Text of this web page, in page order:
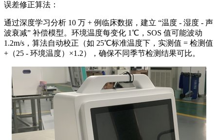
误差修正算法：
通过深度学习分析 10 万 + 例临床数据，建立 “温度 - 湿度 - 声
波衰减” 补偿模型。环境温度每变化 1℃，SOS 值可能波动
1.2m/s，算法自动校正（如 25℃标准温度下，实测值 = 检测值
+（25 - 环境温度）×1.2），确保不同季节检测结果可比。